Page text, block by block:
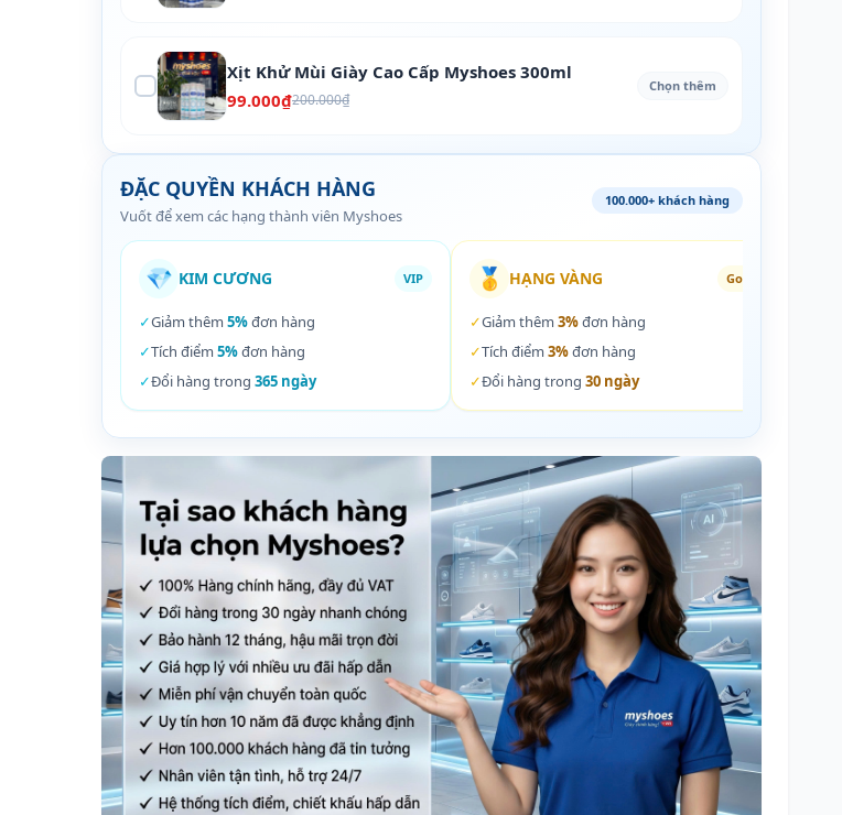
Xịt Khử Mùi Giày Cao Cấp Myshoes 300ml
99.000₫200.000₫
Chọn thêm
ĐẶC QUYỀN KHÁCH HÀNG
Vuốt để xem các hạng thành viên Myshoes
100.000+ khách hàng
💎 KIM CƯƠNG VIP
✓Giảm thêm 5%đơn hàng
✓Tích điểm 5%đơn hàng
✓Đổi hàng trong 365 ngày
🥇 HẠNG VÀNG Gold
✓Giảm thêm 3%đơn hàng
✓Tích điểm 3%đơn hàng
✓Đổi hàng trong 30 ngày